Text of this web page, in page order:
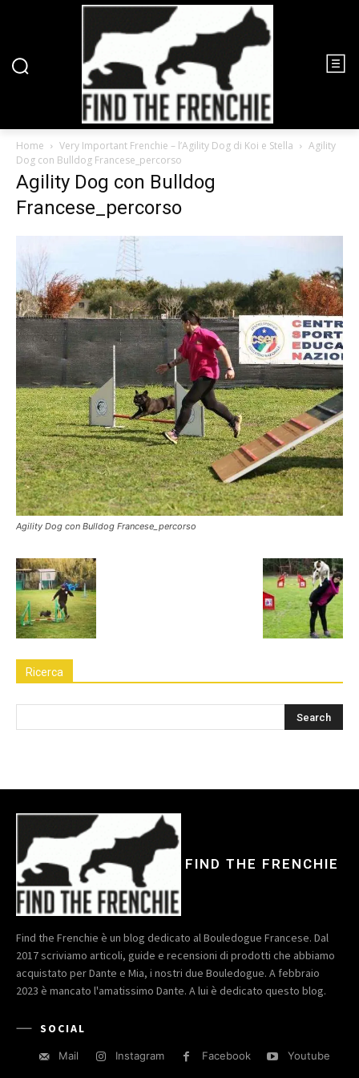
Home Very Important Frenchie – l’Agility Dog di Koi e Stella
Agility
Dog con Bulldog Francese_percorso
Agility Dog con Bulldog
Francese_percorso
Agility Dog con Bulldog Francese_percorso
Ricerca
FIND THE FRENCHIE
Find the Frenchie è un blog dedicato al Bouledogue Francese. Dal
2017 scriviamo articoli, guide e recensioni di prodotti che abbiamo
acquistato per Dante e Mia, i nostri due Bouledogue. A febbraio
2023 è mancato l'amatissimo Dante. A lui è dedicato questo blog.
SOCIAL
Mail Instagram Facebook Youtube